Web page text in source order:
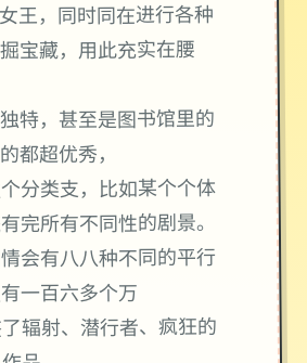
王，同时同在进行各种
宝藏，用此充实在腰
特，甚至是图书馆里的
都超优秀，
分类支，比如某个个体
完所有不同性的剧景。
会有八八种不同的平行
一百六多个万
辐射、潜行者、疯狂的